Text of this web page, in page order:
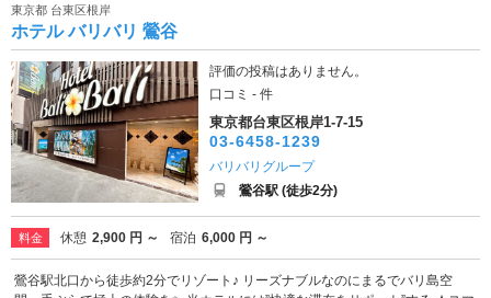
東京都 台東区根岸
ホテル バリバリ 鶯谷
評価の投稿はありません。
口コミ - 件
東京都台東区根岸1-7-15
03-6458-1239
バリバリグループ
鶯谷駅 (徒歩2分)
料金 休憩 2,900 円 ～ 宿泊 6,000 円 ～
鶯谷駅北口から徒歩約2分でリゾート♪ リーズナブルなのにまるでバリ島空